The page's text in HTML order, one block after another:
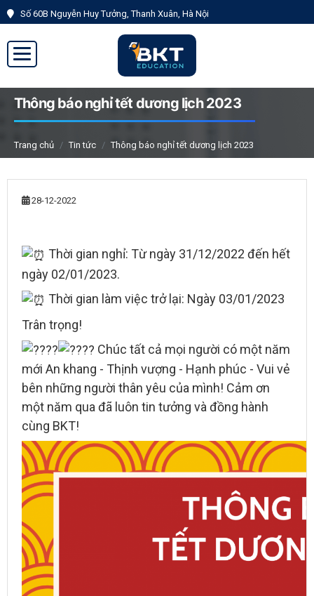
Số 60B Nguyễn Huy Tưởng, Thanh Xuân, Hà Nội
Thông báo nghỉ tết dương lịch 2023
Trang chủ Tin tức Thông báo nghỉ tết dương lịch 2023
28-12-2022
Thời gian nghỉ: Từ ngày 31/12/2022 đến hết
ngày 02/01/2023.
Thời gian làm việc trở lại: Ngày 03/01/2023
Trân trọng!
Chúc tất cả mọi người có một năm
mới An khang - Thịnh vượng - Hạnh phúc - Vui vẻ
bên những người thân yêu của mình! Cảm ơn
một năm qua đã luôn tin tưởng và đồng hành
cùng BKT!